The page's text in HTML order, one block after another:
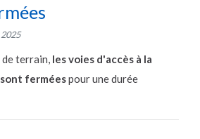
de terrain, les voies d'accès à la
ferméespour une durée